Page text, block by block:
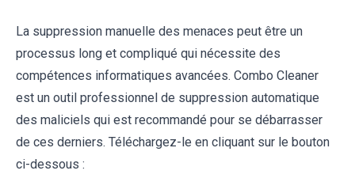
La suppression manuelle des menaces peut être un
processus long et compliqué qui nécessite des
compétences informatiques avancées. Combo Cleaner
est un outil professionnel de suppression automatique
des maliciels qui est recommandé pour se débarrasser
de ces derniers. Téléchargez-le en cliquant sur le bouton
ci-dessous :